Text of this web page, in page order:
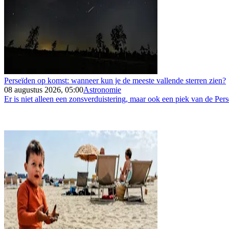
Perseïden op komst: wanneer kun je de meeste vallende sterren zien?
08 augustus 2026, 05:00Astronomie
Er is niet alleen een zonsverduistering, maar ook een piek van de